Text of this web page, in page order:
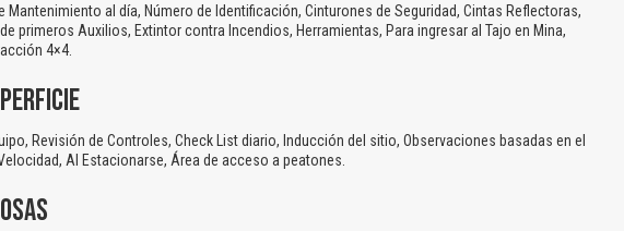
Mantenimiento al día, Número de Identificación, Cinturones de Seguridad, Cintas Reflectoras,
primeros Auxilios, Extintor contra Incendios, Herramientas, Para ingresar al Tajo en Mina,
4×4.
Revisión de Controles, Check List diario, Inducción del sitio, Observaciones basadas en el
Al Estacionarse, Área de acceso a peatones.